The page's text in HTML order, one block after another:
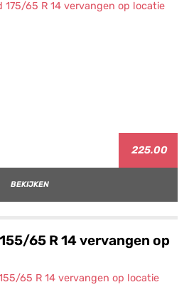
225.00
BEKIJKEN
65 R 14 vervangen op